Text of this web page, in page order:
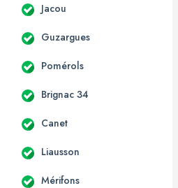
Jacou
Guzargues
Pomérols
Brignac 34
Canet
Liausson
Mérifons